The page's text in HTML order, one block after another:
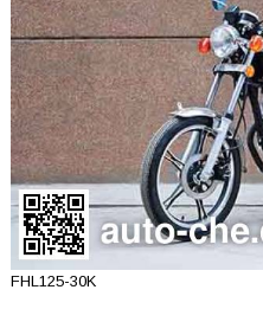
FHL125-30K